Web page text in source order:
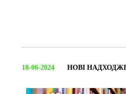
18-06-2024 НОВІ